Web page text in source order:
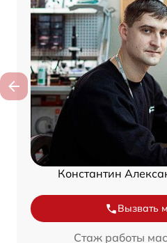
Константин
Вызвать
Стаж работы